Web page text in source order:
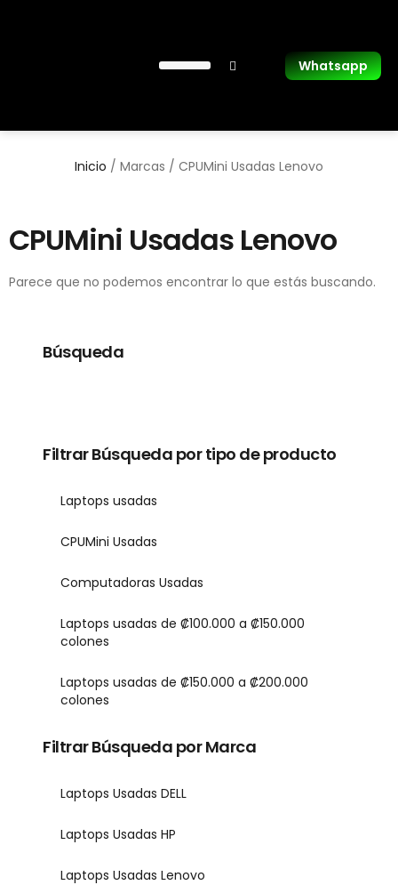
Whatsapp
Inicio / Marcas / CPUMini Usadas Lenovo
CPUMini Usadas Lenovo
Parece que no podemos encontrar lo que estás buscando.
Búsqueda
Filtrar Búsqueda por tipo de producto
Laptops usadas
CPUMini Usadas
Computadoras Usadas
Laptops usadas de ₡100.000 a ₡150.000
colones
Laptops usadas de ₡150.000 a ₡200.000
colones
Filtrar Búsqueda por Marca
Laptops Usadas DELL
Laptops Usadas HP
Laptops Usadas Lenovo